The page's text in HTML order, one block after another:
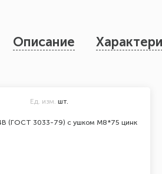
Описание
(ГОСТ 3033-79) с ушком М8*75 цинк
Ед. изм. шт.